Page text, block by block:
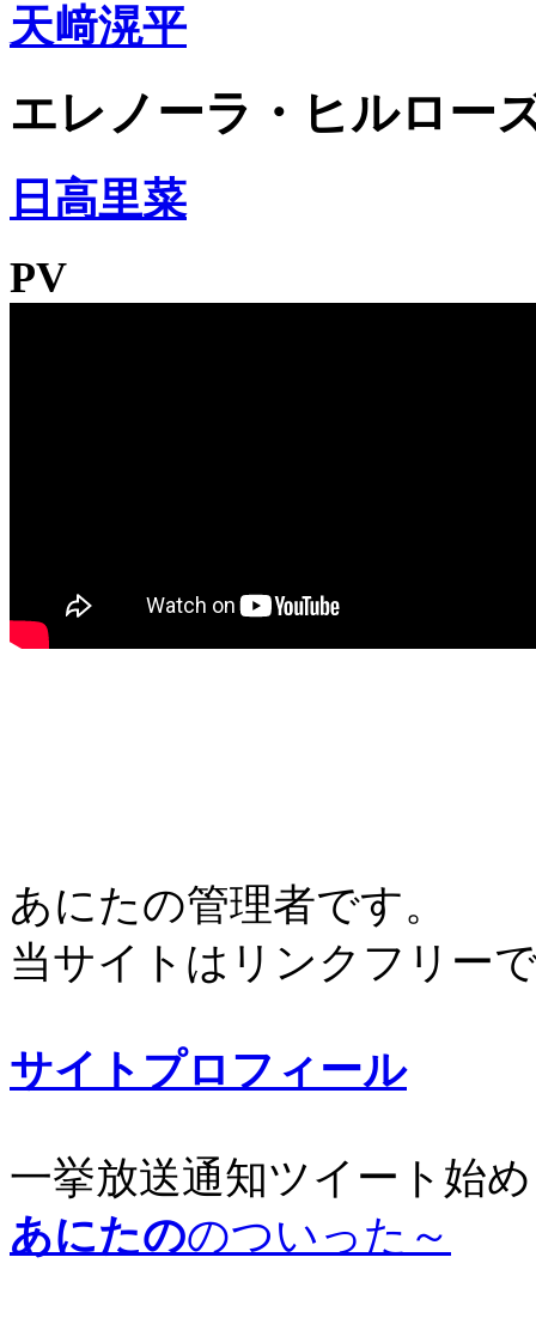
天﨑滉平
エレノーラ・ヒルロー
日高里菜
PV
あにたの管理者です。
当サイトはリンクフリー
サイトプロフィール
一挙放送通知ツイート始
あにたののついった～